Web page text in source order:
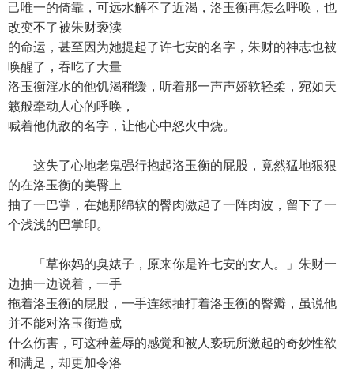
己唯一的倚靠，可远水解不了近渴，洛玉衡再怎么呼唤，也
改变不了被朱财亵渎
的命运，甚至因为她提起了许七安的名字，朱财的神志也被
唤醒了，吞吃了大量
洛玉衡淫水的他饥渴稍缓，听着那一声声娇软轻柔，宛如天
籁般牵动人心的呼唤，
喊着他仇敌的名字，让他心中怒火中烧。
这失了心地老鬼强行抱起洛玉衡的屁股，竟然猛地狠狠
的在洛玉衡的美臀上
抽了一巴掌，在她那绵软的臀肉激起了一阵肉波，留下了一
个浅浅的巴掌印。
「草你妈的臭婊子，原来你是许七安的女人。」朱财一
边抽一边说着，一手
拖着洛玉衡的屁股，一手连续抽打着洛玉衡的臀瓣，虽说他
并不能对洛玉衡造成
什么伤害，可这种羞辱的感觉和被人亵玩所激起的奇妙性欲
和满足，却更加令洛